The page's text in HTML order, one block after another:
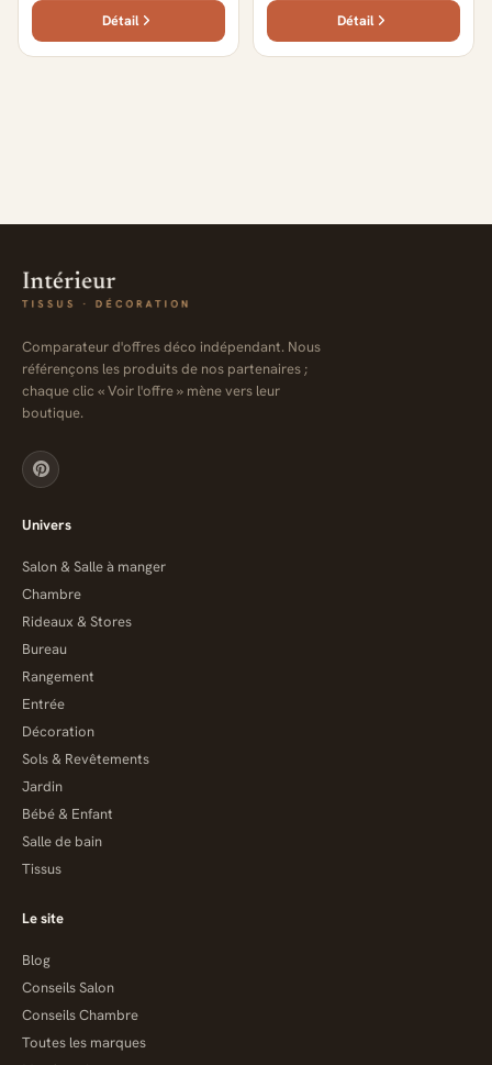
Détail Détail
Comparateur d'offres déco indépendant. Nous
référençons les produits de nos partenaires ;
chaque clic « Voir l'offre » mène vers leur
boutique.
Univers
Salon & Salle à manger
Chambre
Rideaux & Stores
Bureau
Rangement
Entrée
Décoration
Sols & Revêtements
Jardin
Bébé & Enfant
Salle de bain
Tissus
Le site
Blog
Conseils Salon
Conseils Chambre
Toutes les marques